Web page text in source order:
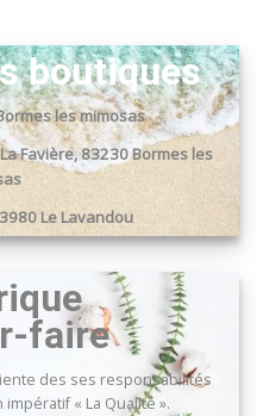
boutiques
les mimosas
Favière, 83230 Bormes les
Le Lavandou
faire
des ses responsabilités
« La Qualité ».